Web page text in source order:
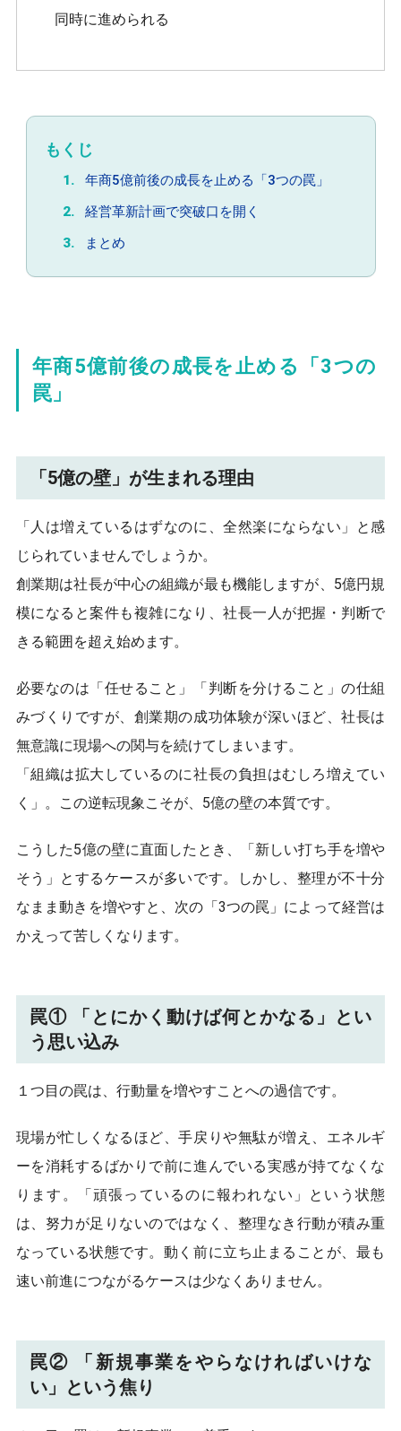
同時に進められる
もくじ
年商5億前後の成長を止める「3つの罠」
経営革新計画で突破口を開く
まとめ
年商5億前後の成長を止める「3つの
罠」
「5億の壁」が生まれる理由
「人は増えているはずなのに、全然楽にならない」と感
じられていませんでしょうか。
創業期は社長が中心の組織が最も機能しますが、5億円規
模になると案件も複雑になり、社長一人が把握・判断で
きる範囲を超え始めます。
必要なのは「任せること」「判断を分けること」の仕組
みづくりですが、創業期の成功体験が深いほど、社長は
無意識に現場への関与を続けてしまいます。
「組織は拡大しているのに社長の負担はむしろ増えてい
く」。この逆転現象こそが、5億の壁の本質です。
こうした5億の壁に直面したとき、「新しい打ち手を増や
そう」とするケースが多いです。しかし、整理が不十分
なまま動きを増やすと、次の「3つの罠」によって経営は
かえって苦しくなります。
罠① 「とにかく動けば何とかなる」とい
う思い込み
１つ目の罠は、行動量を増やすことへの過信です。
現場が忙しくなるほど、手戻りや無駄が増え、エネルギ
ーを消耗するばかりで前に進んでいる実感が持てなくな
ります。「頑張っているのに報われない」という状態
は、努力が足りないのではなく、整理なき行動が積み重
なっている状態です。動く前に立ち止まることが、最も
速い前進につながるケースは少なくありません。
罠② 「新規事業をやらなければいけな
い」という焦り